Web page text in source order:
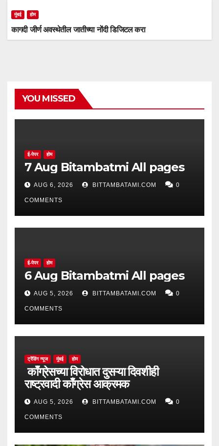
मुंबई होम
कागदी जीर्ण अवस्थेतील जातीच्या नोंदी डिजिटल करा
YOU MISSED
ई-पेपर होम
7 Aug Bitambatmi All pages
AUG 6, 2026 BITTAMBATAMI.COM 0
COMMENTS
ई-पेपर होम
6 Aug Bitambatmi All pages
AUG 5, 2026 BITTAMBATAMI.COM 0
COMMENTS
ट्रेंडिंग न्यूज मुंबई होम
काँग्रेसच्या विरोधात दुसऱ्या दिवशीही
राष्ट्रवादी काँग्रेस आक्रमक
AUG 5, 2026 BITTAMBATAMI.COM 0
COMMENTS